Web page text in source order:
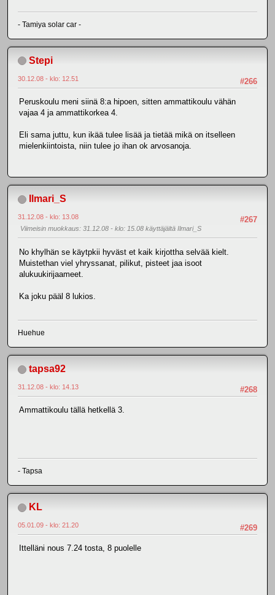
- Tamiya solar car -
Stepi
#266
30.12.08 - klo: 12.51
Peruskoulu meni siinä 8:a hipoen, sitten ammattikoulu vähän
vajaa 4 ja ammattikorkea 4.
Eli sama juttu, kun ikää tulee lisää ja tietää mikä on itselleen
mielenkiintoista, niin tulee jo ihan ok arvosanoja.
Ilmari_S
#267
31.12.08 - klo: 13.08
Viimeisin muokkaus: 31.12.08 - klo: 15.08 käyttäjältä Ilmari_S
No khylhän se käytpkii hyväst et kaik kirjottha selvää kielt.
Muistethan viel yhryssanat, pilikut, pisteet jaa isoot
alukuukirijaameet.
Ka joku pääl 8 lukios.
Huehue
tapsa92
#268
31.12.08 - klo: 14.13
Ammattikoulu tällä hetkellä 3.
- Tapsa
KL
#269
05.01.09 - klo: 21.20
Ittelläni nous 7.24 tosta, 8 puolelle